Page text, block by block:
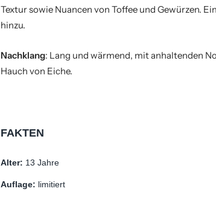
Textur sowie Nuancen von Toffee und Gewürzen.
hinzu.
Nachklang: Lang und wärmend, mit anhaltenden
Hauch von Eiche.
FAKTEN
Alter: 13 Jahre
Auflage: limitiert